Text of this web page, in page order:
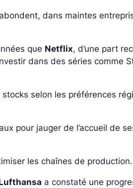
dans maintes
que Netflix, d’une part
dans des séries comme
selon les préférences
pour jauger de l’accueil de
les chaînes de production.
a constaté une